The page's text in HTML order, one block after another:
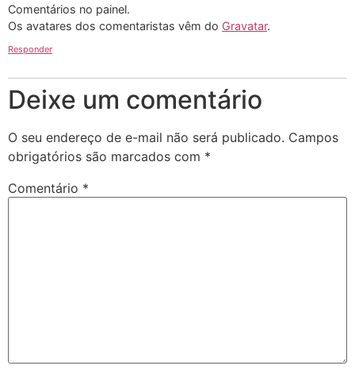
Comentários no painel.
Os avatares dos comentaristas vêm do Gravatar.
Responder
Deixe um comentário
O seu endereço de e-mail não será publicado. Campos
obrigatórios são marcados com *
Comentário *